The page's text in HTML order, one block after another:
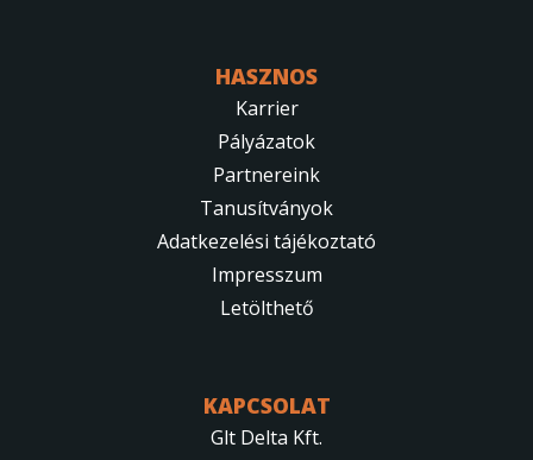
HASZNOS
Karrier
Pályázatok
Partnereink
Tanusítványok
Adatkezelési tájékoztató
Impresszum
Letölthető
KAPCSOLAT
Glt Delta Kft.